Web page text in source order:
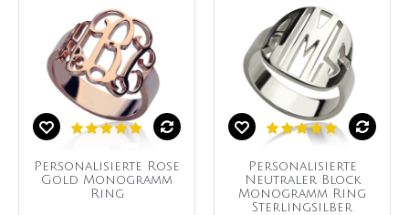
Personalisierte Rose
Gold Monogramm
Ring
Personalisierte
Neutraler Block
Monogramm Ring
Sterlingsilber